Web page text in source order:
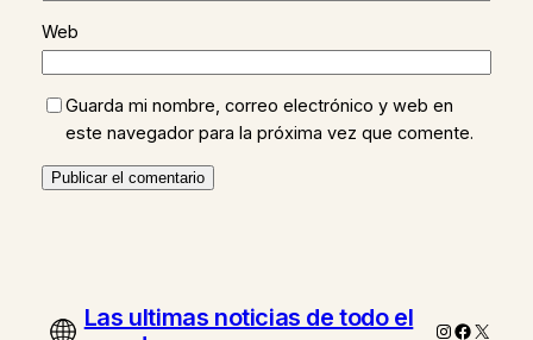
Web
Guarda mi nombre, correo electrónico y web en
este navegador para la próxima vez que comente.
Las ultimas noticias de todo el
Instagram
X